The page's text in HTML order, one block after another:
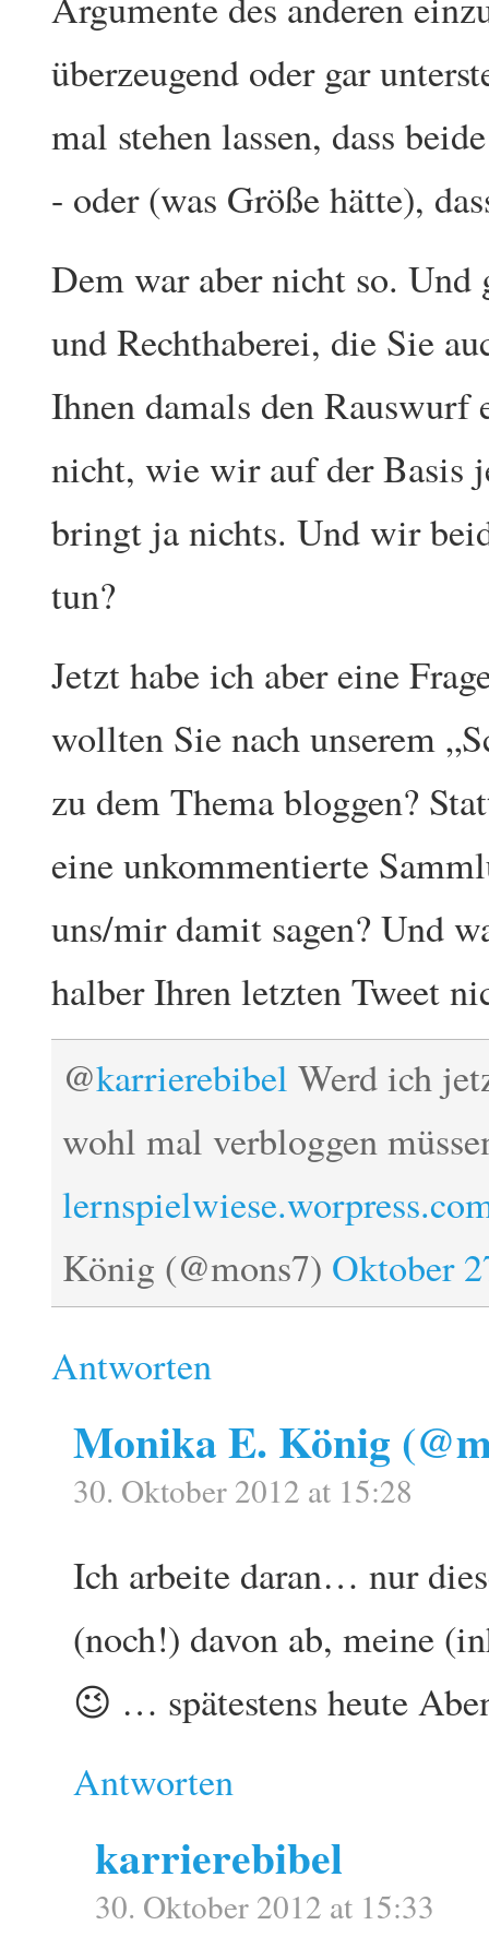
überzeugend oder gar
mal stehen lassen, dass
- oder (was Größe hätte),
Dem war aber nicht so.
und Rechthaberei, die Sie
Ihnen damals den Rauswurf
nicht, wie wir auf der Basis
bringt ja nichts. Und wir
tun?
Jetzt habe ich aber eine
wollten Sie nach unserem
zu dem Thema bloggen?
eine unkommentierte
uns/mir damit sagen? Und
halber Ihren letzten Tweet
@karrierebibel Werd ich
wohl mal verbloggen
König (@mons7) Oktober
Antworten
Monika E. König
30. Oktober 2012 at 15:28
Ich arbeite daran… nur
(noch!) davon ab, meine
😉 … spätestens heute
Antworten
karrierebibel
30. Oktober 2012 at 15:33